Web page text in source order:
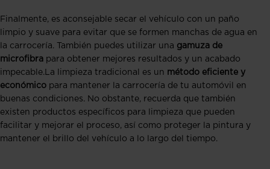
Finalmente, es aconsejable secar el vehículo con un paño
limpio y suave para evitar que se formen manchas de agua en
la carrocería. También puedes utilizar una gamuza de
microfibra para obtener mejores resultados y un acabado
impecable. La limpieza tradicional es un método eficiente y
económico para mantener la carrocería de tu automóvil en
buenas condiciones. No obstante, recuerda que también
existen productos específicos para limpieza que pueden
facilitar y mejorar el proceso, así como proteger la pintura y
mantener el brillo del vehículo a lo largo del tiempo.